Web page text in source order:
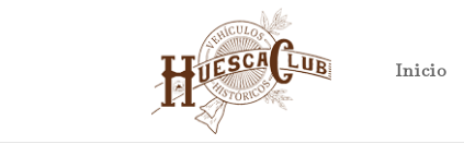
Inicio